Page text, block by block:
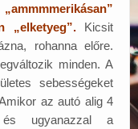
„elketyeg”.Kicsit
rohanna előre.
minden. A
sebességeket
az autó alig 4
ugyanazzal a